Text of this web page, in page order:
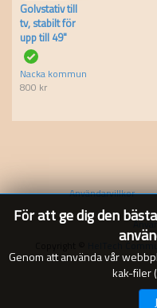
Golvstativ till
tv, stabilt för
upp till 49"
Nacka kommun
800 kr
Användarvillkor
HelTech
För att ge dig den
Genom att använda vår
kak-filer